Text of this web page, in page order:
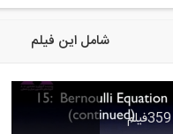
شامل این فیلم
359فیلم